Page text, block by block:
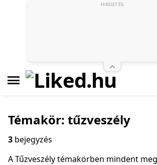
Témakör: tűzveszély
3 bejegyzés
A Tűzveszély témakörben mindent
HIRDETÉS